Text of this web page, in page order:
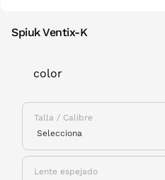
Spiuk Ventix-K
color
Talla / Calibre
Lente espejado